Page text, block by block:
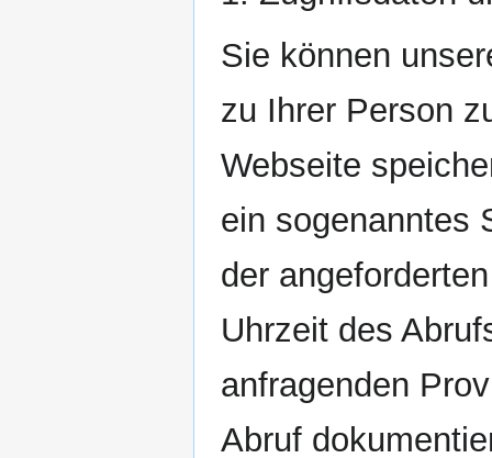
Sie können
zu Ihrer Person
Webseite
ein sogenanntes
der
Uhrzeit des
anfragenden
Abruf